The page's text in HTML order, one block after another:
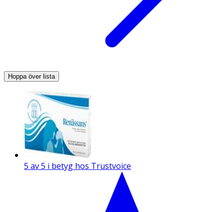
Hoppa över lista
5 av 5 i betyg hos Trustvoice